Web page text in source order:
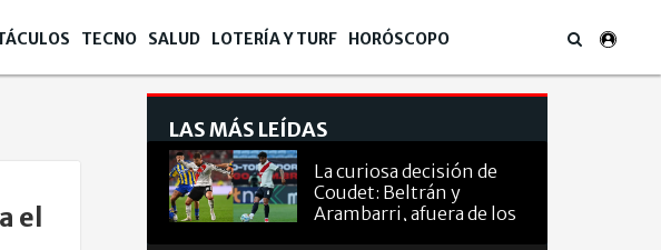
TECNO SALUD LOTERÍA Y TURF HORÓSCOPO
el
LAS MÁS LEÍDAS
La curiosa decisión de
Coudet: Beltrán y
Arambarri, afuera de los